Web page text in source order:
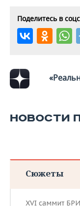
Поделитесь в
НОВОСТИ
Сюжеты
XVI саммит